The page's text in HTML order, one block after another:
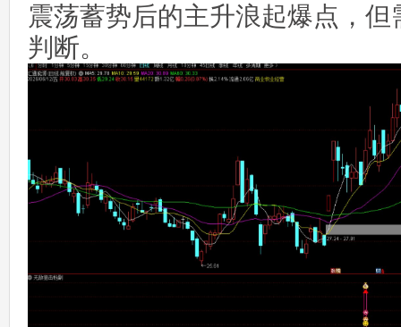
震荡蓄势后的主升浪起爆点，
判断。